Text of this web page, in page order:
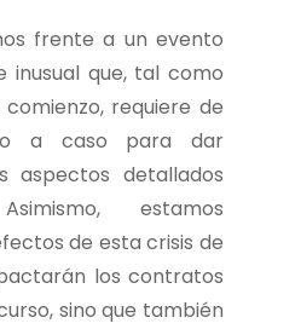
frente a un evento
inusual que, tal como
requiere de
a caso para dar
aspectos detallados
estamos
de esta crisis de
los contratos
sino que también